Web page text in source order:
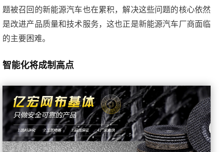
题被召回的新能源汽车也在累积，解决这些问题的核心依然
是改进产品质量和技术服务，这也正是新能源汽车厂商面临
的主要困难。
智能化将成制高点